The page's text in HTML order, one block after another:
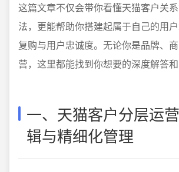
这篇文章不仅会带你看懂天猫客户关
法，更能帮助你搭建起属于自己的用
复购与用户忠诚度。无论你是品牌、
营，这里都能找到你想要的深度解答和
一、天猫客户分层运
辑与精细化管理